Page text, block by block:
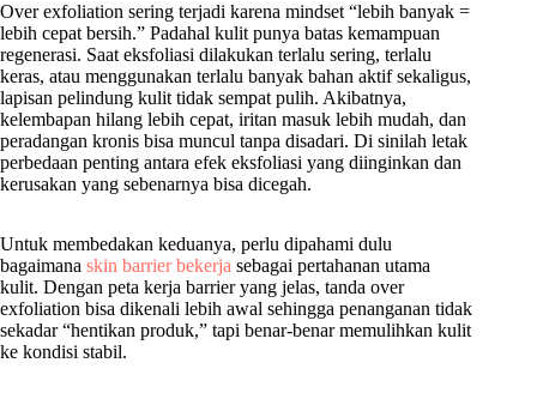
Over exfoliation sering terjadi karena mindset “lebih banyak =
lebih cepat bersih.” Padahal kulit punya batas kemampuan
regenerasi. Saat eksfoliasi dilakukan terlalu sering, terlalu
keras, atau menggunakan terlalu banyak bahan aktif sekaligus,
lapisan pelindung kulit tidak sempat pulih. Akibatnya,
kelembapan hilang lebih cepat, iritan masuk lebih mudah, dan
peradangan kronis bisa muncul tanpa disadari. Di sinilah letak
perbedaan penting antara efek eksfoliasi yang diinginkan dan
kerusakan yang sebenarnya bisa dicegah.
Untuk membedakan keduanya, perlu dipahami dulu
bagaimana skin barrier bekerja sebagai pertahanan utama
kulit. Dengan peta kerja barrier yang jelas, tanda over
exfoliation bisa dikenali lebih awal sehingga penanganan tidak
sekadar “hentikan produk,” tapi benar-benar memulihkan kulit
ke kondisi stabil.